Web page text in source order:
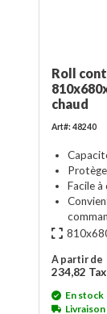
Roll
chaud
Art#: 48240
Facile
A partir de
234,82
En stock